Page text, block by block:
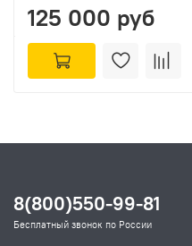
125 000 руб
8(800)550-99-81
Бесплатный звонок по России